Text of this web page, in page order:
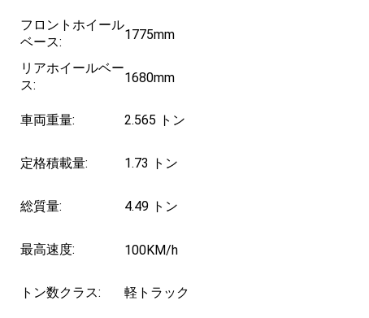
フロントホイール
ベース:
1775mm
リアホイールベー
ス:
1680mm
車両重量: 2.565 トン
定格積載量: 1.73 トン
総質量: 4.49 トン
最高速度: 100KM/h
トン数クラス: 軽トラック